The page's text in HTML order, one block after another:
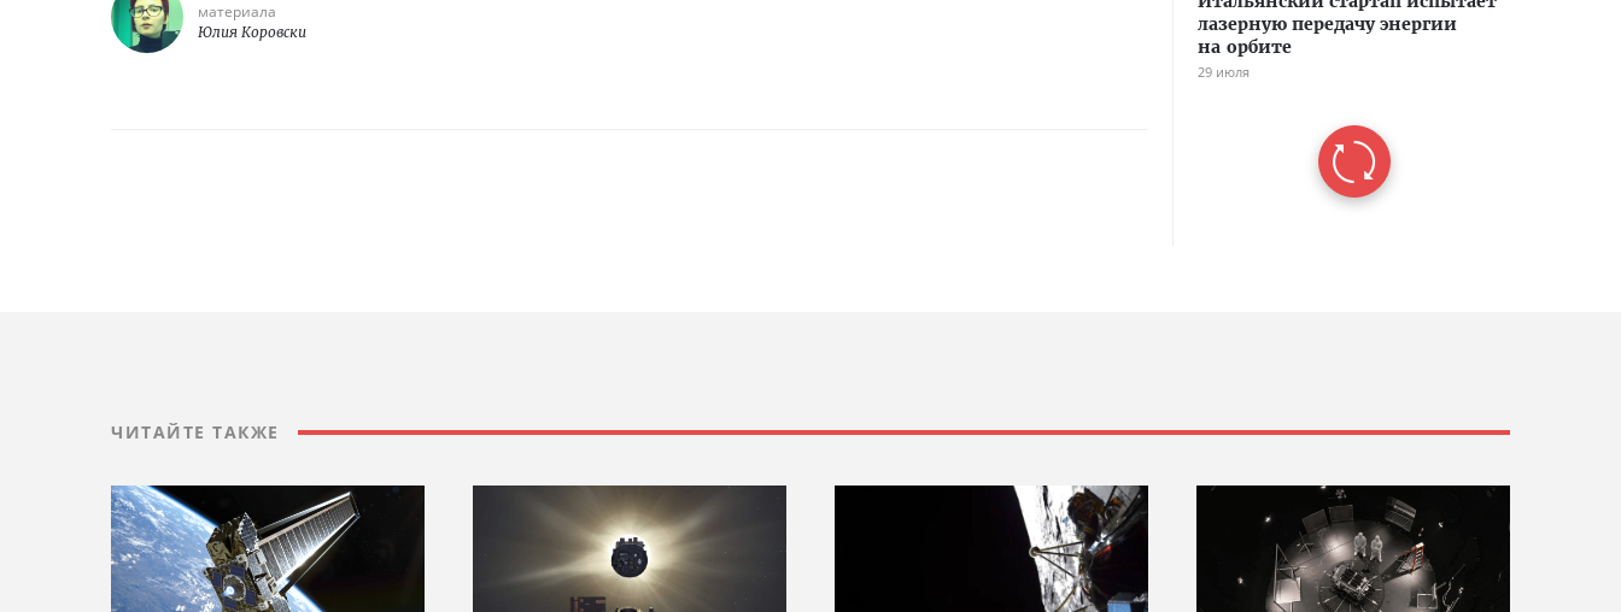
материала
Юлия Коровски
лазерную передачу энергии
на орбите
29 июля
ЧИТАЙТЕ ТАКЖЕ